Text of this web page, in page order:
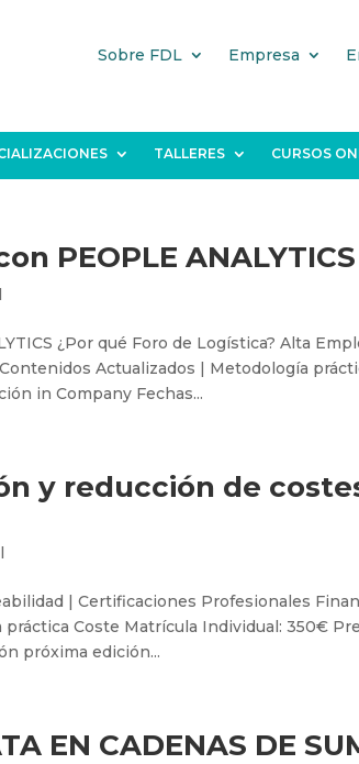
Sobre FDL Empresa
TALLERES CURSOS
PEOPLE ANALYTICS
¿Por qué Foro de Logística? Alta
Actualizados | Metodología
in Company Fechas...
y reducción de
| Certificaciones Profesionales
Coste Matrícula Individual: 350€
próxima edición...
EN CADENAS DE